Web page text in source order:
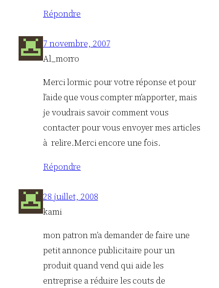
Répondre
7 novembre, 2007
Al_morro
Merci lormic pour votre réponse et pour
l’aide que vous compter m’apporter, mais
je voudrais savoir comment vous
contacter pour vous envoyer mes articles
à relire.Merci encore une fois.
Répondre
28 juillet, 2008
kami
mon patron m’a demander de faire une
petit annonce publicitaire pour un
produit quand vend qui aide les
entreprise a réduire les couts de